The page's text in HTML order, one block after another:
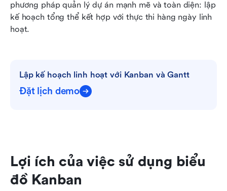
phương pháp quản lý dự án mạnh mẽ và toàn diện: lập
kế hoạch tổng thể kết hợp với thực thi hàng ngày linh
hoạt.
Lập kế hoạch linh hoạt với Kanban và Gantt
Đặt lịch demo
Lợi ích của việc sử dụng biểu
đồ Kanban